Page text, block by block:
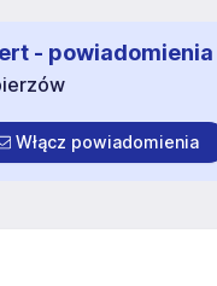
- powiadomienia
Włącz powiadomienia